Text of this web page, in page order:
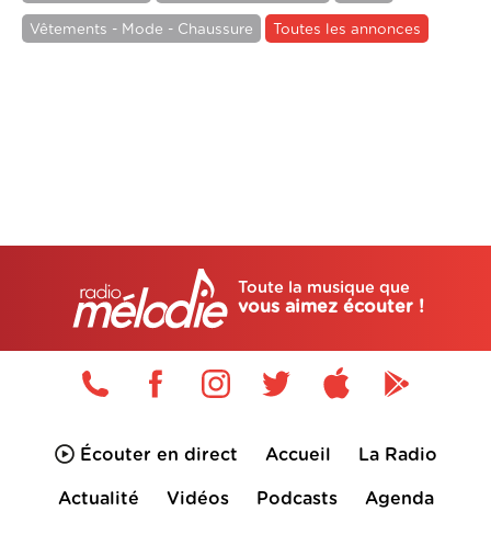
Vêtements - Mode - Chaussure Toutes les annonces
Toute la musique que
vous aimez écouter !
Écouter en direct Accueil La Radio
Actualité Vidéos Podcasts Agenda